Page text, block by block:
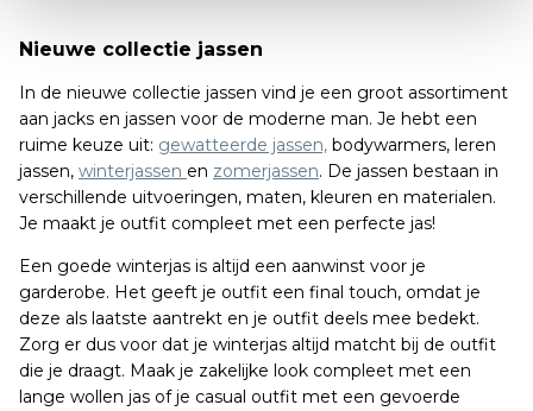
Nieuwe collectie jassen
In de nieuwe collectie jassen vind je een groot assortiment
aan jacks en jassen voor de moderne man. Je hebt een
ruime keuze uit: gewatteerde jassen, bodywarmers, leren
jassen, winterjassen en zomerjassen. De jassen bestaan in
verschillende uitvoeringen, maten, kleuren en materialen.
Je maakt je outfit compleet met een perfecte jas!
Een goede winterjas is altijd een aanwinst voor je
garderobe. Het geeft je outfit een final touch, omdat je
deze als laatste aantrekt en je outfit deels mee bedekt.
Zorg er dus voor dat je winterjas altijd matcht bij de outfit
die je draagt. Maak je zakelijke look compleet met een
lange wollen jas of je casual outfit met een gevoerde